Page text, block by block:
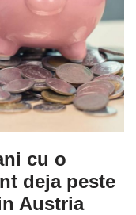
cu o
deja peste
Austria